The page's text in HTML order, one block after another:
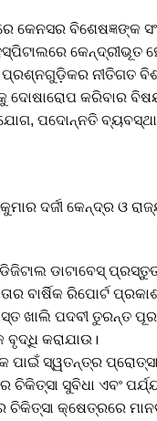
କେନସର ବିଶେଷଜ୍ଞଙ୍କ
ପ୍ରଶ୍ନଗୁଡ଼ିକର ନୀତିଗତ
କରିବାର
ପଦୋନ୍ନତି ବ୍ୟବସ୍ଥା
ଦର୍ଜୀ କେନ୍ଦ୍ର
ଡାଟାବେସ୍ ପ୍ରସ୍ତୁତ
ରିପୋର୍ଟ ପ୍ରକାଶ
ଖାଲି ପଦବୀ ତୁରନ୍ତ
କରାଯାଉ।
ପାଇଁ ସ୍ୱତନ୍ତ୍ର
ସୁବିଧା ଏବଂ
ଚିକିତ୍ସା କ୍ଷେତ୍ରରେ